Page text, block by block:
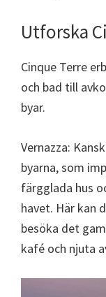
Utforska
Cinque Terre
och bad till
byar.
Vernazza:
byarna, som
färgglada hus
havet. Här kan
besöka det
kafé och njuta